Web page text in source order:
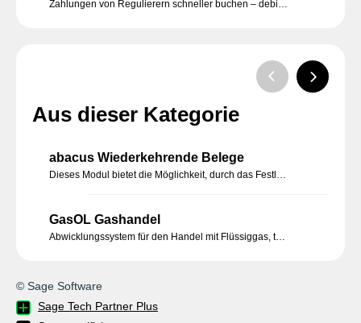
Zahlungen von Regulierern schneller buchen – debitorenübergreifende Erfassung von Zahlungsavisen zielorientiert und beleglos abwickeln.
Aus dieser Kategorie
abacus Wiederkehrende Belege
Dieses Modul bietet die Möglichkeit, durch das Festlegen von Zeitintervallen in der Belegbearbeitung, das Erzeugen dieser Belege manuell oder automatisiert ablaufen zu lassen. Sie müssen nur einmalig die Informationen und das Intervall bestimmen.
GasOL Gashandel
Abwicklungssystem für den Handel mit Flüssiggas, technischen und medizinischen Gasen, Kohlensäure, sonstigen Spezialgasen.
© Sage Software
Sage Tech Partner Plus